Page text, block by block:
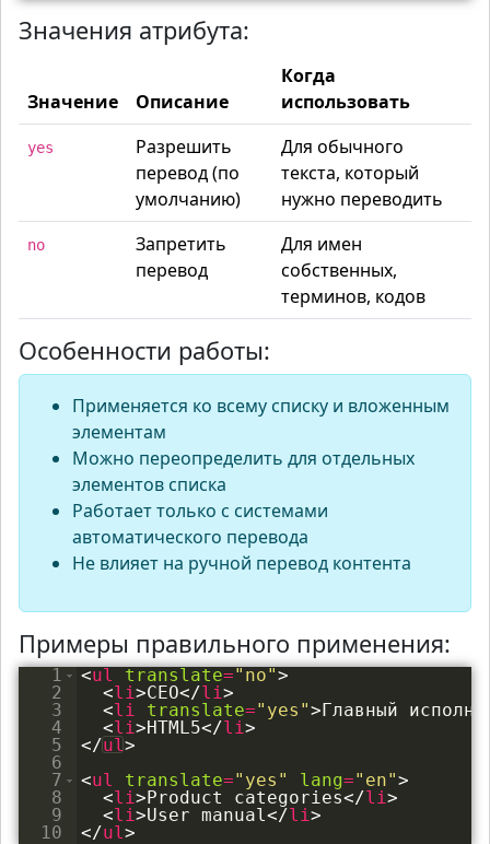
Значения атрибута:
Значение Описание
Когда
использовать
yes
Разрешить
перевод (по
умолчанию)
Для обычного
текста, который
нужно переводить
no
Запретить
перевод
Для имен
собственных,
терминов, кодов
Особенности работы:
Применяется ко всему списку и вложенным
элементам
Можно переопределить для отдельных
элементов списка
Работает только с системами
автоматического перевода
Не влияет на ручной перевод контента
Примеры правильного применения:
1
2
3
4
5
6
7
8
9
10
<ul translate="no">
<li>CEO</li>
<li translate="yes">Главный
<li>HTML5</li>
</ul>
<ul translate="yes" lang="en">
<li>Product categories</li>
<li>User manual</li>
</ul>